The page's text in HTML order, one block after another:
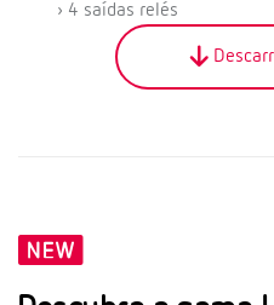
› 4 saídas relés